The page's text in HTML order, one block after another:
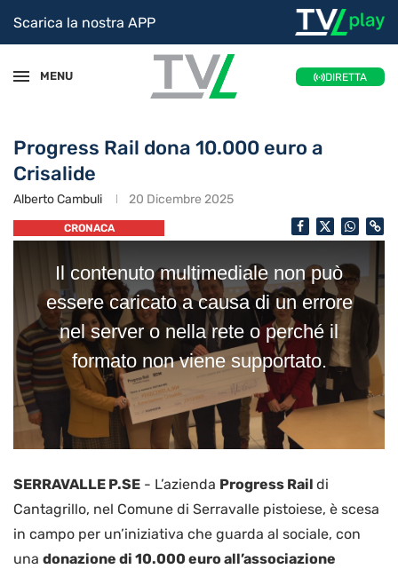
Scarica la nostra APP
MENU DIRETTA
Progress Rail dona 10.000 euro a
Crisalide
Alberto Cambuli 20 Dicembre 2025
CRONACA
modal
window.
Il contenuto multimediale non può
essere caricato a causa di un errore
nel server o nella rete o perché il
formato non viene supportato.
SERRAVALLE P.SE - L’azienda Progress Rail di
Cantagrillo, nel Comune di Serravalle pistoiese, è scesa
in campo per un’iniziativa che guarda al sociale, con
una donazione di 10.000 euro all’associazione